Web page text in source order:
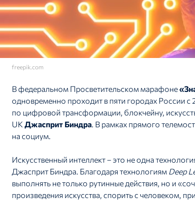
freepik.com
В федеральном Просветительском марафоне
одновременно проходит в пяти городах России
по цифровой трансформации, блокчейну,
UK Джасприт Биндра. В рамках прямого
на социум.
Искусственный интеллект – это не одна
Джасприт Биндра. Благодаря технологиям Deep
выполнять не только рутинные действия, но и
произведения искусства, спорить с человеком,